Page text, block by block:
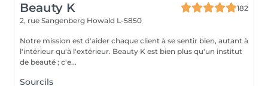
Beauty K
182
2, rue Sangenberg Howald L-5850
Notre mission est d'aider chaque client à se sentir bien, autant à
l'intérieur qu'à l'extérieur. Beauty K est bien plus qu'un institut
de beauté ; c'e...
Sourcils